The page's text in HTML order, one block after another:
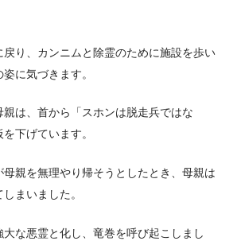
り、カンニムと除霊のために施設を歩い
に気づきます。
は、首から「スホンは脱走兵ではな
下げています。
親を無理やり帰そうとしたとき、母親は
まいました。
な悪霊と化し、竜巻を呼び起こしまし